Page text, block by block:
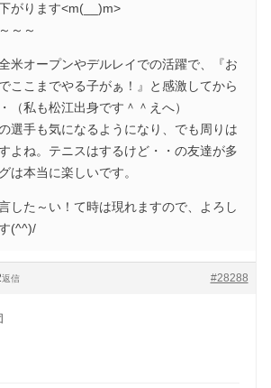
がります<m(__)m>
～～
米オープンやデルレイでの活躍で、『お
ここまでやる子がぁ！』と感激してから
（私も松江出身です＾＾えへ）
選手も気になるようになり、でも周りは
よね。テニスはするけど・・の友達が多
は本当に楽しいです。
した～い！て時は現れますので、よろし
(^^)/
#28288
返信